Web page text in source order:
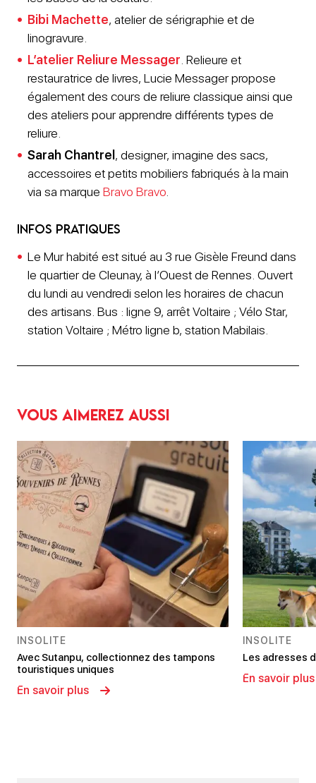
Bibi Machette, atelier de sérigraphie et de
linogravure.
L’atelier Reliure Messager . Relieure et
restauratrice de livres, Lucie Messager propose
également des cours de reliure classique ainsi que
des ateliers pour apprendre différents types de
reliure.
Sarah Chantrel, designer, imagine des sacs,
accessoires et petits mobiliers fabriqués à la main
via sa marque Bravo Bravo
Infos pratiques
Le Mur habité est situé au 3 rue Gisèle Freund dans
le quartier de Cleunay, à l’Ouest de Rennes. Ouvert
du lundi au vendredi selon les horaires de chacun
des artisans. Bus : ligne 9, arrêt Voltaire ; Vélo Star,
station Voltaire ; Métro ligne b, station Mabilais.
Vous aimerez aussi
INSOLITE
Avec Sutanpu, collectionnez des tampons
touristiques uniques
En savoir plus
INSOLITE
Les adresses
En savoir plus